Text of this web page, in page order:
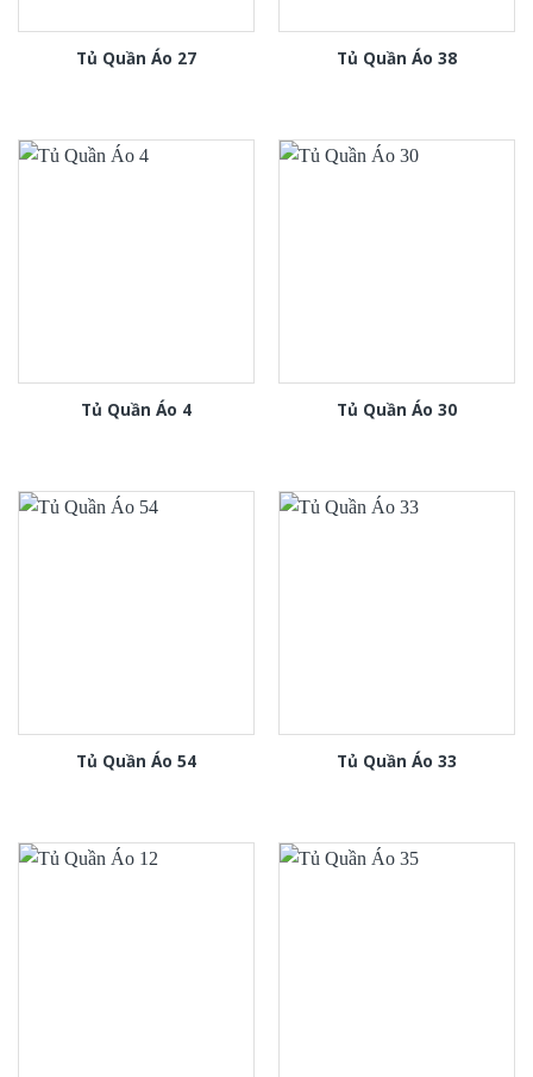
Tủ Quần Áo 27 Tủ Quần Áo 38
Tủ Quần Áo 4 Tủ Quần Áo 30
Tủ Quần Áo 54 Tủ Quần Áo 33